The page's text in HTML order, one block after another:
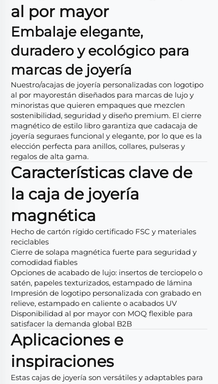
al por mayor
Embalaje elegante,
duradero y ecológico para
marcas de joyería
Nuestro/acajas de joyería personalizadas con logotipo
al por mayorestán diseñados para marcas de lujo y
minoristas que quieren empaques que mezclen
sostenibilidad, seguridad y diseño premium. El cierre
magnético de estilo libro garantiza que cadacaja de
joyería seguraes funcional y elegante, por lo que es la
elección perfecta para anillos, collares, pulseras y
regalos de alta gama.
Características clave de
la caja de joyería
magnética
Hecho de cartón rígido certificado FSC y materiales
reciclables
Cierre de solapa magnética fuerte para seguridad y
comodidad fiables
Opciones de acabado de lujo: insertos de terciopelo o
satén, papeles texturizados, estampado de lámina
Impresión de logotipo personalizada con grabado en
relieve, estampado en caliente o acabados UV
Disponibilidad al por mayor con MOQ flexible para
satisfacer la demanda global B2B
Aplicaciones e
inspiraciones
Estas cajas de joyería son versátiles y adaptables para